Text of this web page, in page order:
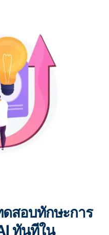
สอบทักษะการ
ทันทีใน